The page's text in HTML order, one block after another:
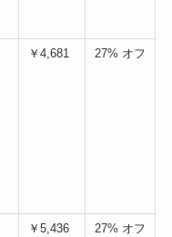
￥4,681 27% オフ
￥5,436 27% オフ